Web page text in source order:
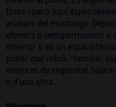
fases −però aquí
acabats del muntatge.
efímera o semipermanent o
exterior o en un espai
públic que rebrà −familiar,
mesures de seguretat
o d’una altra.
teatrals.
Les seves últimes
amb Ideal Barcelona i
els quals ha estat
Madrid Artes Digitales,
coordinat les
Gustav Klimt i